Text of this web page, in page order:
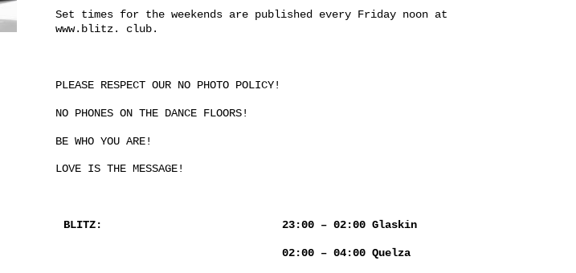
Set times for the weekends are published every Friday noon at
www.blitz. club.
PLEASE RESPECT OUR NO PHOTO POLICY!
NO PHONES ON THE DANCE FLOORS!
BE WHO YOU ARE!
LOVE IS THE MESSAGE!
BLITZ: 23:00 – 02:00 Glaskin
02:00 – 04:00 Quelza